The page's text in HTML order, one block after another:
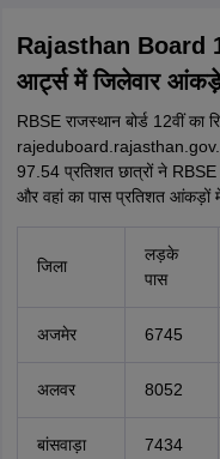
Rajasthan Board
आर्ट्स में जिलेवार आंकड़े
RBSE राजस्थान बोर्ड 12वीं
rajeduboard.rajasthan.gov.in
97.54 प्रतिशत छात्रों ने RBSE
और वहां का पास प्रतिशत आंकड़ों
जिला
लड़के
पास
अजमेर 6745
अलवर 8052
बांसवाड़ा 7434